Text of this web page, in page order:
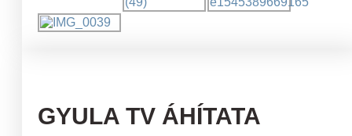
GYULA TV ÁHÍTATA